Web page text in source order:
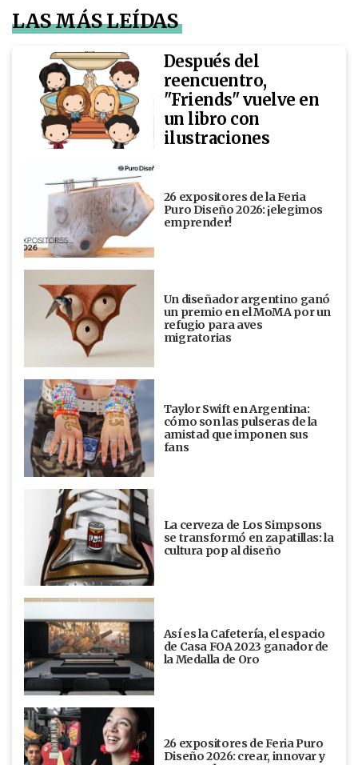
LAS MÁS LEÍDAS
Después del
reencuentro,
"Friends" vuelve en
un libro con
ilustraciones
26 expositores de la Feria
Puro Diseño 2026: ¡elegimos
emprender!
Un diseñador argentino ganó
un premio en el MoMA por un
refugio para aves
migratorias
Taylor Swift en Argentina:
cómo son las pulseras de la
amistad que imponen sus
fans
La cerveza de Los Simpsons
se transformó en zapatillas: la
cultura pop al diseño
Así es la Cafetería, el espacio
de Casa FOA 2023 ganador de
la Medalla de Oro
26 expositores de Feria Puro
Diseño 2026: crear, innovar y